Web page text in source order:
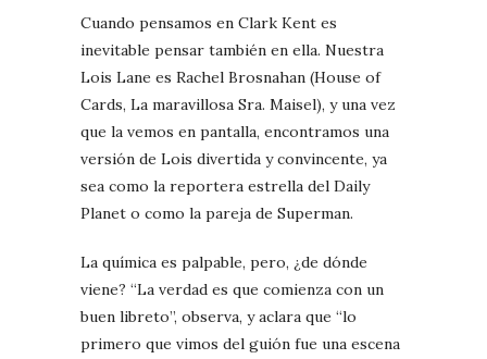
Cuando pensamos en Clark Kent es
inevitable pensar también en ella. Nuestra
Lois Lane es Rachel Brosnahan (House of
Cards, La maravillosa Sra. Maisel), y una vez
que la vemos en pantalla, encontramos una
versión de Lois divertida y convincente, ya
sea como la reportera estrella del Daily
Planet o como la pareja de Superman.
La química es palpable, pero, ¿de dónde
viene? “La verdad es que comienza con un
buen libreto”, observa, y aclara que “lo
primero que vimos del guión fue una escena